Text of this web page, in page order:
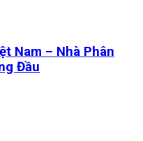
Nam – Nhà Phân
Đầu